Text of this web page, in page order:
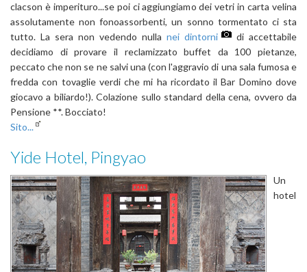
clacson è imperituro...se poi ci aggiungiamo dei vetri in carta velina
assolutamente non fonoassorbenti, un sonno tormentato ci sta
tutto. La sera non vedendo nulla nei dintorni
di accettabile
decidiamo di provare il reclamizzato buffet da 100 pietanze,
peccato che non se ne salvi una (con l'aggravio di una sala fumosa e
fredda con tovaglie verdi che mi ha ricordato il Bar Domino dove
giocavo a biliardo!). Colazione sullo standard della cena, ovvero da
Pensione **. Bocciato!
Sito...
Yide Hotel, Pingyao
Un
hotel